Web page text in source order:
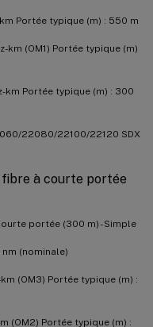
Portée typique (m) : 550 m
km (OM1) Portée typique (m)
km Portée typique (m) : 300
22080/22100/22120 SDX
à courte portée
portée (300 m) - Simple
nm (nominale)
(OM3) Portée typique (m) :
(OM2) Portée typique (m) :